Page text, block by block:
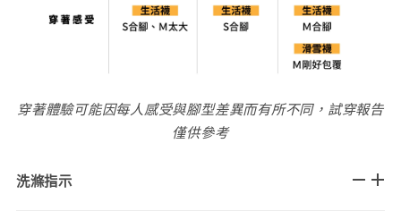
穿著體驗可能因每人感受與腳型差異而有所不同，試穿報告
僅供參考
洗滌指示